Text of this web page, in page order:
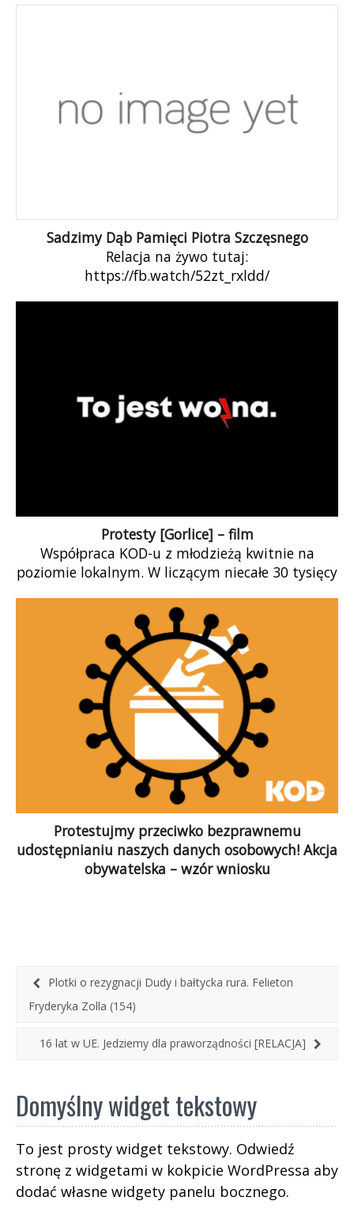
Sadzimy Dąb Pamięci Piotra Szczęsnego
Relacja na żywo tutaj:
https://fb.watch/52zt_rxldd/
Protesty [Gorlice] – film
Współpraca KOD-u z młodzieżą kwitnie na
poziomie lokalnym. W liczącym niecałe 30 tysięcy
ulice […]
Protestujmy przeciwko bezprawnemu
udostępnianiu naszych danych osobowych! Akcja
obywatelska – wzór wniosku
Plotki o rezygnacji Dudy i bałtycka rura. Felieton
Fryderyka Zolla (154)
16 lat w UE. Jedziemy dla praworządności [RELACJA]
Domyślny widget tekstowy
To jest prosty widget tekstowy. Odwiedź
stronę z widgetami w kokpicie WordPressa aby
dodać własne widgety panelu bocznego.